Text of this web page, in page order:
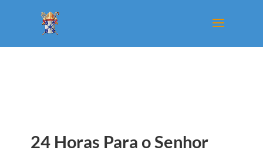
24 Horas Para o Senhor